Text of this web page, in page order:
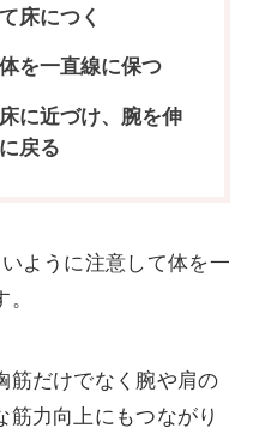
床につく
を一直線に保つ
に近づけ、腕を伸
戻る
ように注意して体を一
筋だけでなく腕や肩の
筋力向上にもつながり